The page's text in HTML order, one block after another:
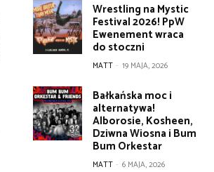
Wrestling na Mystic
Festival 2026! PpW
Ewenement wraca
do stoczni
MATT - 19 MAJA, 2026
Bałkańska moc i
alternatywa!
Alborosie, Kosheen,
Dziwna Wiosna i Bum
Bum Orkestar
MATT - 6 MAJA, 2026